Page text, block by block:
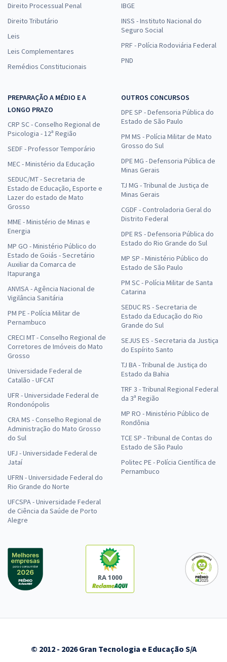
Direito Processual Penal
Direito Tributário
Leis
Leis Complementares
Remédios Constitucionais
IBGE
INSS - Instituto Nacional do
Seguro Social
PRF - Polícia Rodoviária Federal
PND
PREPARAÇÃO A MÉDIO E A
LONGO PRAZO
CRP SC - Conselho Regional de
Psicologia - 12ª Região
SEDF - Professor Temporário
MEC - Ministério da Educação
SEDUC/MT - Secretaria de
Estado de Educação, Esporte e
Lazer do estado de Mato
Grosso
MME - Ministério de Minas e
Energia
MP GO - Ministério Público do
Estado de Goiás - Secretário
Auxiliar da Comarca de
Itapuranga
ANVISA - Agência Nacional de
Vigilância Sanitária
PM PE - Polícia Militar de
Pernambuco
CRECI MT - Conselho Regional de
Corretores de Imóveis do Mato
Grosso
Universidade Federal de
Catalão - UFCAT
UFR - Universidade Federal de
Rondonópolis
CRA MS - Conselho Regional de
Administração do Mato Grosso
do Sul
UFJ - Universidade Federal de
Jataí
UFRN - Universidade Federal do
Rio Grande do Norte
UFCSPA - Universidade Federal
de Ciência da Saúde de Porto
Alegre
OUTROS CONCURSOS
DPE SP - Defensoria Pública do
Estado de São Paulo
PM MS - Polícia Militar de Mato
Grosso do Sul
DPE MG - Defensoria Pública de
Minas Gerais
TJ MG - Tribunal de Justiça de
Minas Gerais
CGDF - Controladoria Geral do
Distrito Federal
DPE RS - Defensoria Pública do
Estado do Rio Grande do Sul
MP SP - Ministério Público do
Estado de São Paulo
PM SC - Polícia Militar de Santa
Catarina
SEDUC RS - Secretaria de
Estado da Educação do Rio
Grande do Sul
SEJUS ES - Secretaria da Justiça
do Espírito Santo
TJ BA - Tribunal de Justiça do
Estado da Bahia
TRF 3 - Tribunal Regional Federal
da 3ª Região
MP RO - Ministério Público de
Rondônia
TCE SP - Tribunal de Contas do
Estado de São Paulo
Politec PE - Polícia Científica de
Pernambuco
RA 1000
© 2012 - 2026 Gran Tecnologia e Educação S/A